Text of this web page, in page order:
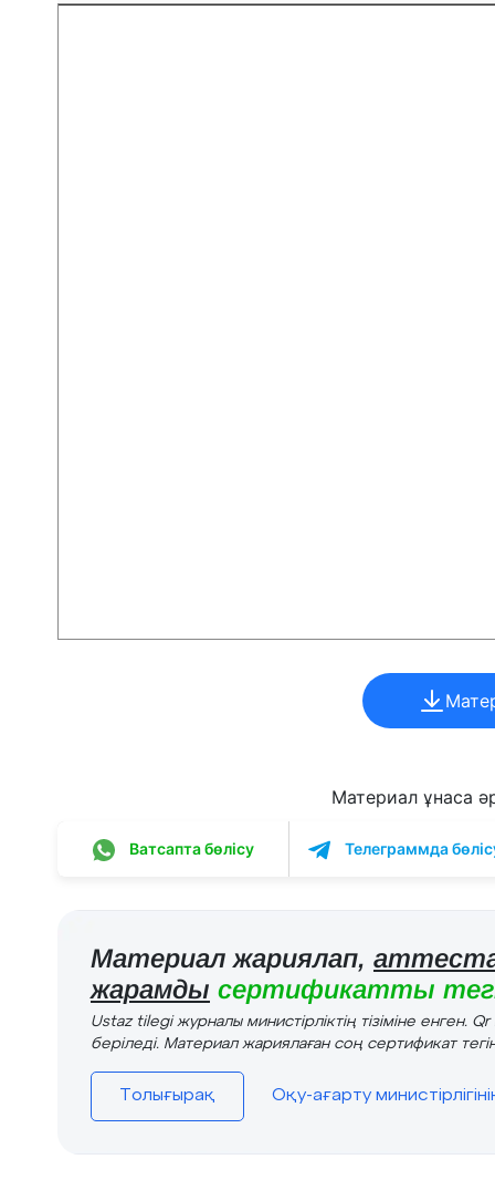
Материал ұнаса
Ватсапта бөлісу Телеграммда
Материал жариялап,
жарамды сертификатты
Ustaz tilegi журналы министірліктің тізіміне енген.
беріледі. Материал жариялаған соң сертификат
Толығырақ Оқу-ағарту